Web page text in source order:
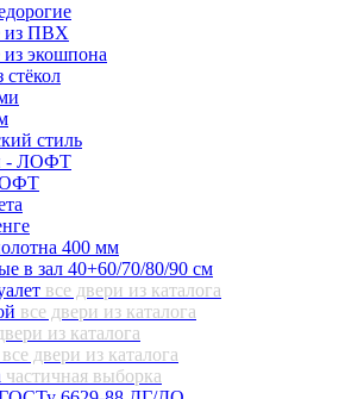
из ПВХ
экошпона
стёкол
стиль
- ЛОФТ
400 мм
в зал 40+60/70/80/90 см
все двери из каталога
все двери из каталога
из каталога
все двери из каталога
частичная выборка